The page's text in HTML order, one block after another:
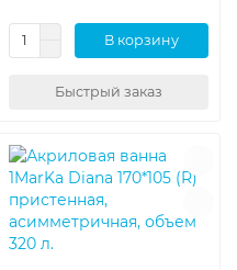
В корзину
Быстрый заказ